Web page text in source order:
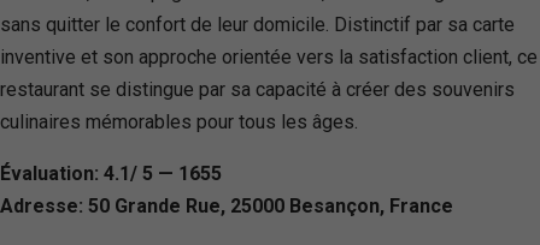
sans quitter le confort de leur domicile. Distinctif par sa carte
inventive et son approche orientée vers la satisfaction client, ce
restaurant se distingue par sa capacité à créer des souvenirs
culinaires mémorables pour tous les âges.
Évaluation: 4.1/ 5 — 1655
Adresse: 50 Grande Rue, 25000 Besançon, France